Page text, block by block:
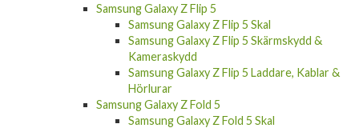
Samsung Galaxy Z Flip 5
Samsung Galaxy Z Flip 5 Skal
Samsung Galaxy Z Flip 5 Skärmskydd &
Kameraskydd
Samsung Galaxy Z Flip 5 Laddare, Kablar &
Hörlurar
Samsung Galaxy Z Fold 5
Samsung Galaxy Z Fold 5 Skal